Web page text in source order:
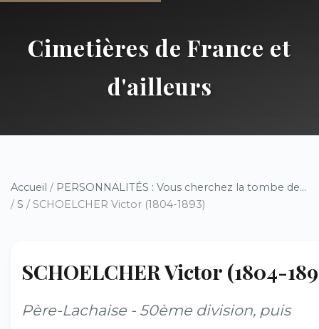
Cimetières de France et
d'ailleurs
Accueil / PERSONNALITÉS : Vous cherchez la tombe de...
/ S / SCHOELCHER Victor (1804-1893)
SCHOELCHER Victor (1804-
Père-Lachaise - 50ème division, puis